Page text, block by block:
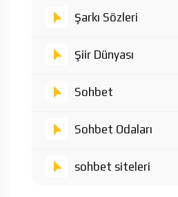
Şarkı Sözleri
Şiir Dünyası
Sohbet
Sohbet Odaları
sohbet siteleri